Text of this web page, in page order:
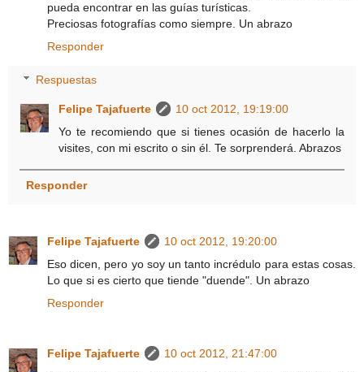
pueda encontrar en las guías turísticas.
Preciosas fotografías como siempre. Un abrazo
Responder
Respuestas
Felipe Tajafuerte
10 oct 2012, 19:19:00
Yo te recomiendo que si tienes ocasión de hacerlo la
visites, con mi escrito o sin él. Te sorprenderá. Abrazos
Responder
Felipe Tajafuerte
10 oct 2012, 19:20:00
Eso dicen, pero yo soy un tanto incrédulo para estas cosas.
Lo que si es cierto que tiende "duende". Un abrazo
Responder
Felipe Tajafuerte
10 oct 2012, 21:47:00